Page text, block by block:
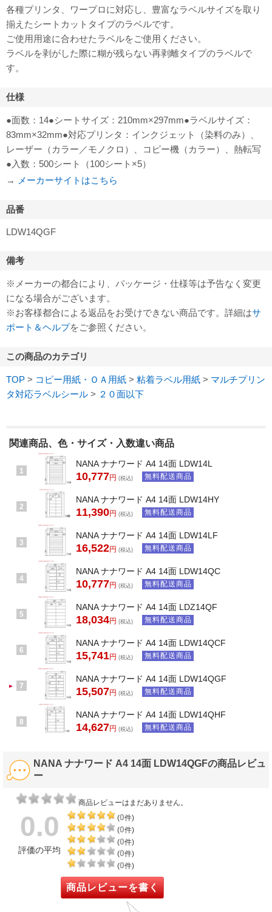
各種プリンタ、ワープロに対応し、豊富なラベルサイズを取り
揃えたシートカットタイプのラベルです。
ご使用用途に合わせたラベルをご使用ください。
ラベルを剥がした際に糊が残らない再剥離タイプのラベルで
す。
仕様
●面数：14●シートサイズ：210mm×297mm●ラベルサイズ：
83mm×32mm●対応プリンタ：インクジェット（染料のみ）、
レーザー（カラー／モノクロ）、コピー機（カラー）、熱転写
●入数：500シート（100シート×5）
→
メーカーサイトはこちら
品番
LDW14QGF
備考
※メーカーの都合により、パッケージ・仕様等は予告なく変更
になる場合がございます。
※お客様都合による返品をお受けできない商品です。詳細はサ
ポート＆ヘルプをご参照ください。
この商品のカテゴリ
TOP > コピー用紙・ＯＡ用紙 > 粘着ラベル用紙 > マルチプリン
タ対応ラベルシール > ２０面以下
関連商品、色・サイズ・入数違い商品
1
NANA ナナワード A4 14面 LDW14L
10,777円 (税込) 無料配送商品
2
NANA ナナワード A4 14面 LDW14HY
11,390円 (税込) 無料配送商品
3
NANA ナナワード A4 14面 LDW14LF
16,522円 (税込) 無料配送商品
4
NANA ナナワード A4 14面 LDW14QC
10,777円 (税込) 無料配送商品
5
NANA ナナワード A4 14面 LDZ14QF
18,034円 (税込) 無料配送商品
6
NANA ナナワード A4 14面 LDW14QCF
15,741円 (税込) 無料配送商品
7
NANA ナナワード A4 14面 LDW14QGF
15,507円 (税込) 無料配送商品
8
NANA ナナワード A4 14面 LDW14QHF
14,627円 (税込) 無料配送商品
NANA ナナワード A4 14面 LDW14QGFの商品レビュ
ー
商品レビューはまだありません。
0.0
評価の平均
(0件)
(0件)
(0件)
(0件)
(0件)
商品レビューを書く